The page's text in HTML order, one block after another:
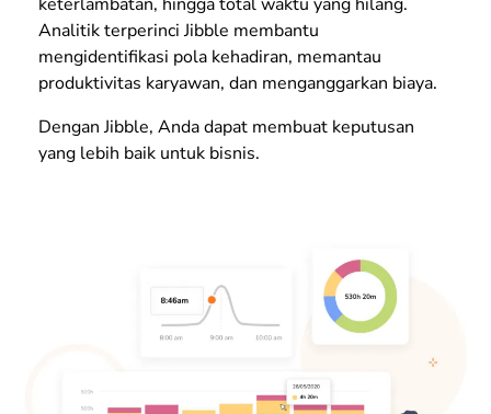
Analitik terperinci Jibble membantu
mengidentifikasi pola kehadiran, memantau
produktivitas karyawan, dan menganggarkan biaya.
Dengan Jibble, Anda dapat membuat keputusan
yang lebih baik untuk bisnis.